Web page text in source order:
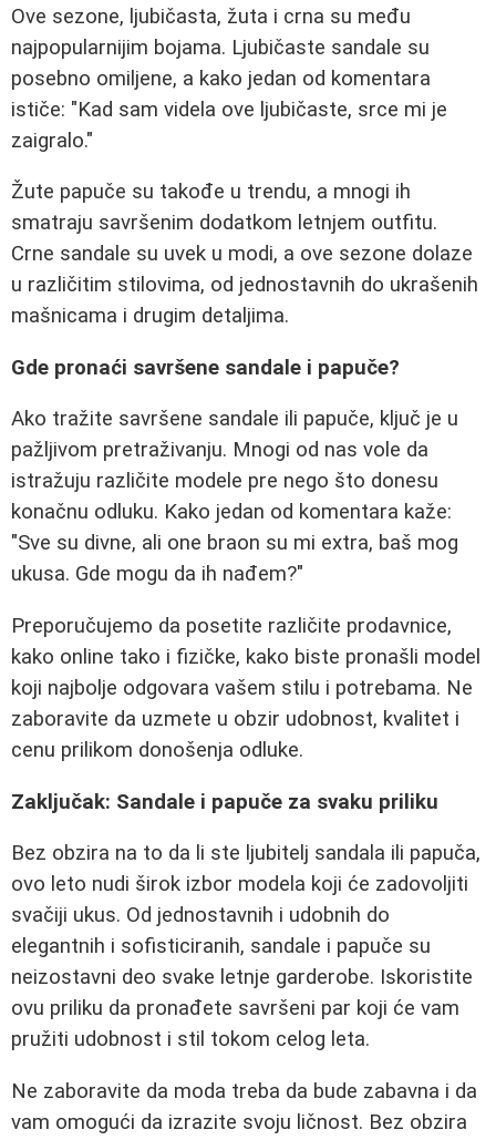
Ove sezone, ljubičasta, žuta i crna su među
najpopularnijim bojama. Ljubičaste sandale su
posebno omiljene, a kako jedan od komentara
ističe: "Kad sam videla ove ljubičaste, srce mi je
zaigralo."
Žute papuče su takođe u trendu, a mnogi ih
smatraju savršenim dodatkom letnjem outfitu.
Crne sandale su uvek u modi, a ove sezone dolaze
u različitim stilovima, od jednostavnih do ukrašenih
mašnicama i drugim detaljima.
Gde pronaći savršene sandale i papuče?
Ako tražite savršene sandale ili papuče, ključ je u
pažljivom pretraživanju. Mnogi od nas vole da
istražuju različite modele pre nego što donesu
konačnu odluku. Kako jedan od komentara kaže:
"Sve su divne, ali one braon su mi extra, baš mog
ukusa. Gde mogu da ih nađem?"
Preporučujemo da posetite različite prodavnice,
kako online tako i fizičke, kako biste pronašli model
koji najbolje odgovara vašem stilu i potrebama. Ne
zaboravite da uzmete u obzir udobnost, kvalitet i
cenu prilikom donošenja odluke.
Zaključak: Sandale i papuče za svaku priliku
Bez obzira na to da li ste ljubitelj sandala ili papuča,
ovo leto nudi širok izbor modela koji će zadovoljiti
svačiji ukus. Od jednostavnih i udobnih do
elegantnih i sofisticiranih, sandale i papuče su
neizostavni deo svake letnje garderobe. Iskoristite
ovu priliku da pronađete savršeni par koji će vam
pružiti udobnost i stil tokom celog leta.
Ne zaboravite da moda treba da bude zabavna i da
vam omogući da izrazite svoju ličnost. Bez obzira